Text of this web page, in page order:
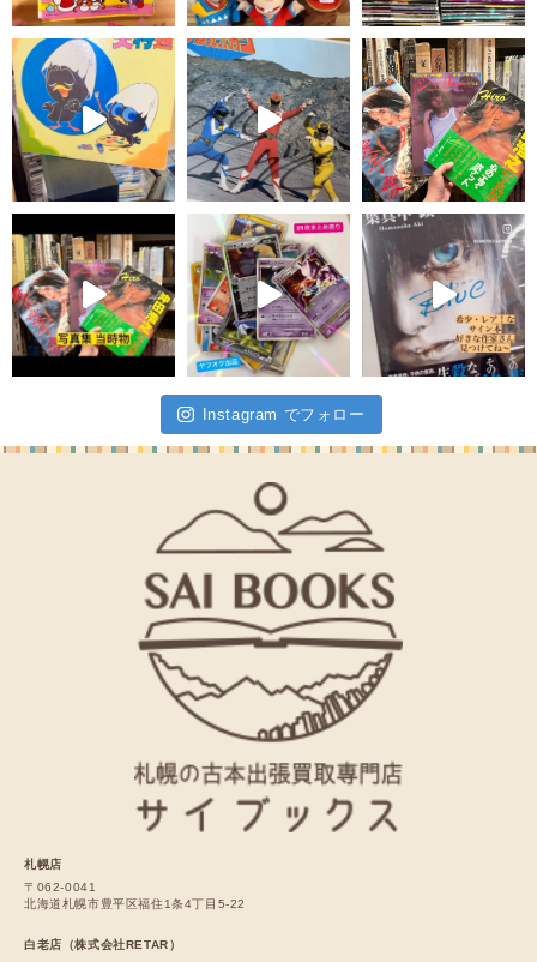
Instagram でフォロー
札幌店
〒062-0041
北海道札幌市豊平区福住1条4丁目5-22
白老店（株式会社RETAR）